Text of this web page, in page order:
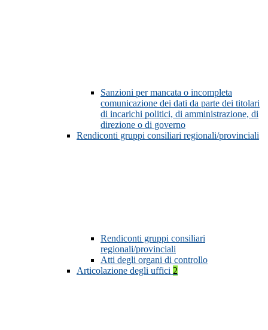
Sanzioni per mancata o incompleta
comunicazione dei dati da parte dei titolari
di incarichi politici, di amministrazione, di
direzione o di governo
Rendiconti gruppi consiliari regionali/provinciali
Rendiconti gruppi consiliari
regionali/provinciali
Atti degli organi di controllo
Articolazione degli uffici 2